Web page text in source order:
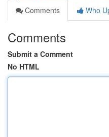
Comments
Who
Comments
Submit a Comment
No HTML